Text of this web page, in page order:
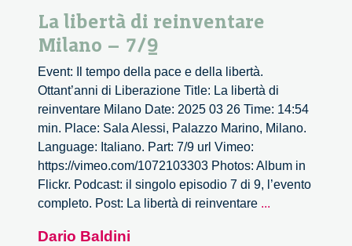
La libertà di reinventare
Milano – 7/9
Event: Il tempo della pace e della libertà.
Ottant’anni di Liberazione Title: La libertà di
reinventare Milano Date: 2025 03 26 Time: 14:54
min. Place: Sala Alessi, Palazzo Marino, Milano.
Language: Italiano. Part: 7/9 url Vimeo:
https://vimeo.com/1072103303 Photos: Album in
Flickr. Podcast: il singolo episodio 7 di 9, l’evento
completo. Post: La libertà di reinventare ...
Dario Baldini